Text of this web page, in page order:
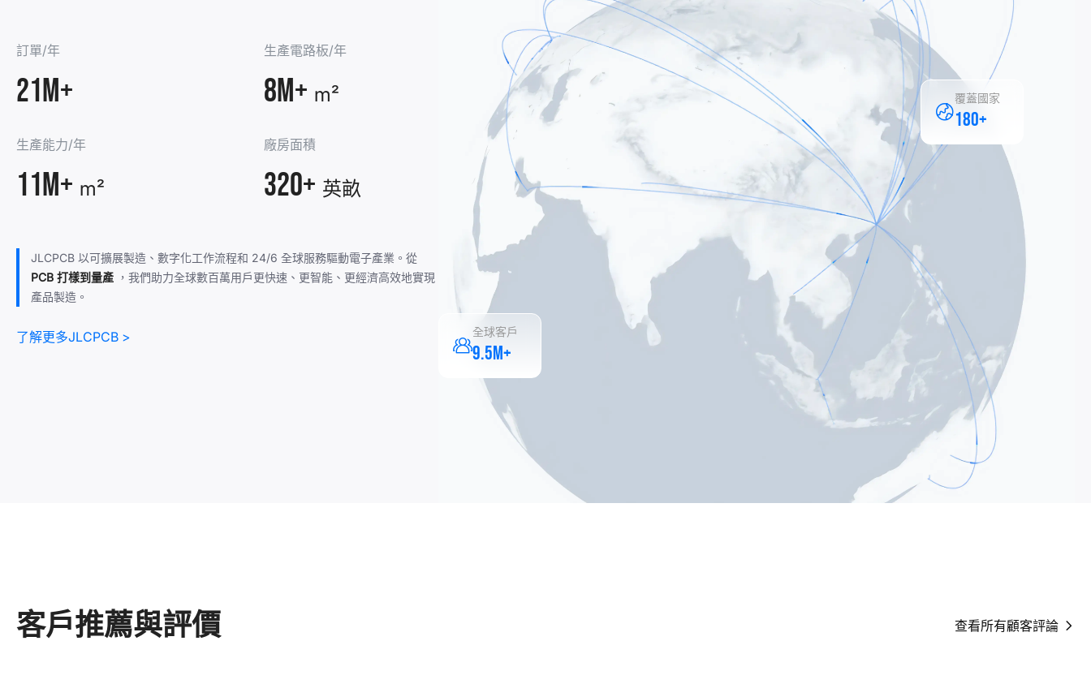
訂單/年
21M+
生產電路板/年
8M+ m²
生產能力/年
11M+ m²
廠房面積
320+ 英畝
JLCPCB 以可擴展製造、數字化工作流程和 24/6 全球服務驅動電子產業。從
PCB 打樣到量產 ，我們助力全球數百萬用戶更快速、更智能、更經濟高效地實現
產品製造。
了解更多JLCPCB > 全球客戶
9.5M+
覆蓋國家
180+
客戶推薦與評價 查看所有顧客評論